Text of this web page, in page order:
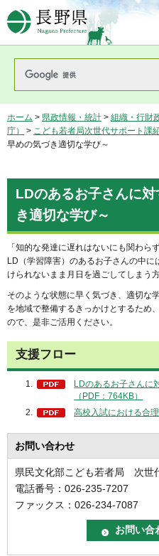
長野県Nagano
ホーム > 県政情報・統計 > 組織・行財
庁）
> こども若者局次世代サポート課
早めの気づき適切な学び～
LDのあるお子さんに
き適切な学び～
「知的な発達に遅れはないにも関わら
LD（学習障害）のあるお子さんの中
けられないまま月日を過ごしてしまう方
そのような状態に早く気づき、適切な
を地域で整備するきっかけとするため
ので、是非ご活用ください。
支援フロー
LDのあるお子さんに
（PDF：764KB）
高校入試における合
お問い合わせ
県民文化部こども若者局 次世
電話番号：026-235-7207
ファックス：026-234-7087